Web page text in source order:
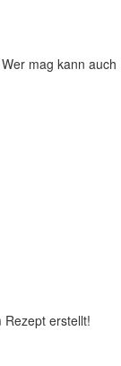
mag kann auch
erstellt!